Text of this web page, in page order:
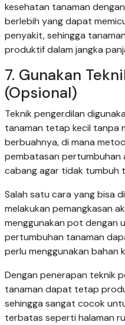
kesehatan tanaman
berlebih yang dapat
penyakit, sehingga
produktif dalam jangka
7. Gunakan
(Opsional)
Teknik pengerdilan
tanaman tetap kecil tanpa
berbuahnya, di mana
pembatasan
cabang agar tidak tumbuh
Salah satu cara yang bisa
melakukan pemangkasan
menggunakan pot dengan
pertumbuhan tanaman
perlu menggunakan bahan
Dengan penerapan teknik
tanaman dapat tetap
sehingga sangat cocok
terbatas seperti halaman